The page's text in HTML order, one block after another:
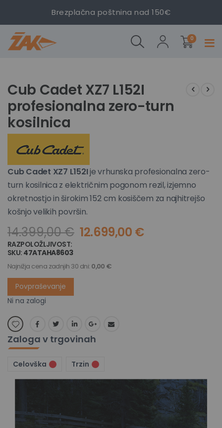
Brezplačna poštnina nad 150€
0izdelki
na
konec
galerije
slik
profesionalna
zero-turn
na
začetek
galerije
slik
Cub Cadet XZ7 L152I
profesionalna zero-turn
kosilnica
Cub Cadet XZ7 L152Ije vrhunska profesionalna zero-
turn kosilnica z električnim pogonom rezil, izjemno
okretnostjo in širokim 152 cm kosiščem za najhitrejšo
košnjo velikih površin.
14.399,00 € 12.699,00 €
RAZPOLOŽLJIVOST:
SKU 47ATAHA8603
Najnižja cena zadnjih 30 dni: 0,00 €
Povpraševanje
Ni na zalogi
Zaloga v trgovinah
Celovška Trzin